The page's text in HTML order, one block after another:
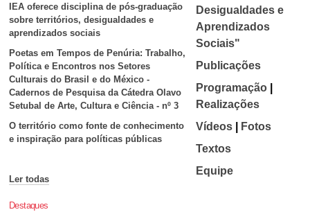
IEA oferece disciplina de pós-graduação
sobre territórios, desigualdades e
aprendizados sociais
Poetas em Tempos de Penúria: Trabalho,
Política e Encontros nos Setores
Culturais do Brasil e do México -
Cadernos de Pesquisa da Cátedra Olavo
Setubal de Arte, Cultura e Ciência - nº 3
O território como fonte de conhecimento
e inspiração para políticas públicas
Ler todas
Desigualdades e
Aprendizados
Sociais"
Publicações
Programação|
Realizações
Vídeos| Fotos
Textos
Equipe
Destaques